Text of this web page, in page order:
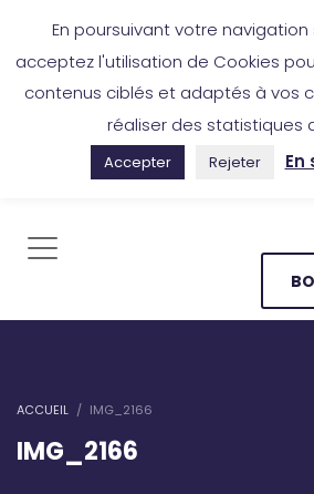
ACCUEIL IMG_2166
IMG_2166
En poursuivant votre navigation
acceptez l'utilisation de Cookies
contenus ciblés et adaptés à vos
réaliser des statistiques
Accepter Rejeter En